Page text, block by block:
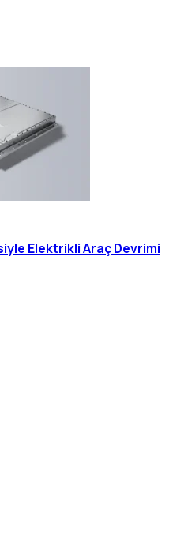
Elektrikli Araç Devrimi